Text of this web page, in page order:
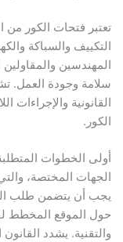
فتحات الكور من
والسباكة
والمقاولين
وجودة العمل. تشتمل
والإجراءات
الخطوات المتطلبة هي
المختصة، والتي غالباً
يتضمن طلب الحصول
المخطط لفتح
يشدد القانون